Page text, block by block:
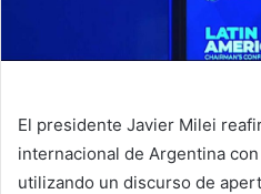
El presidente Javier Milei
internacional de Argentina
utilizando un discurso de